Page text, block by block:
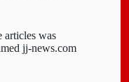
articles was
jj-news.com